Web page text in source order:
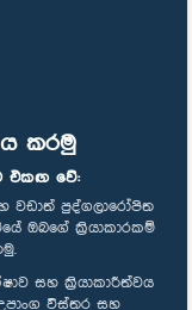
කරමු
එකඟ වේ:
වඩාත් පුද්ගලාරෝපිත
ඔබගේ ක්‍රියාකාරකම්
සහ ක්‍රියාකාරීත්වය
විස්තර සහ